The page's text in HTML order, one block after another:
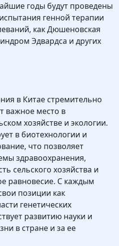
годы будут проведены
генной терапии
как Дюшеновская
Эдвардса и других
в Китае стремительно
важное место в
хозяйстве и экологии.
в биотехнологии и
что позволяет
здравоохранения,
сельского хозяйства и
равновесие. С каждым
позиции как
генетических
развитию науки и
в стране и за ее